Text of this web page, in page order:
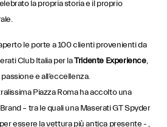
la propria storia e il proprio
le porte a 100 clienti provenienti da
Club Italia per laTridente Experience,
e all’eccellenza.
Piazza Roma ha accolto una
– tra le quali una Maserati GT Spyder
essere la vettura più antica presente - ,